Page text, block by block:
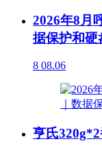
2026年8月
据保护和硬
8 08.06
亨氏